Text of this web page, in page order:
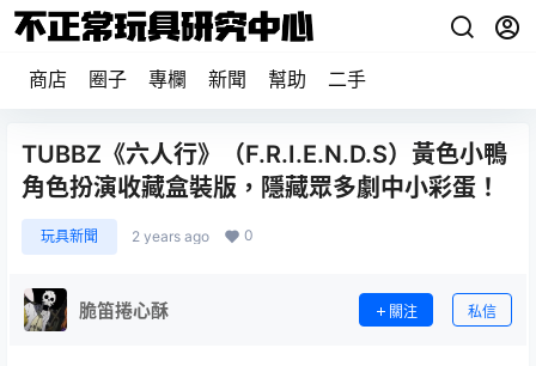
商店 圈子 專欄 新聞 幫助 二手
TUBBZ《六人行》（F.R.I.E.N.D.S）黃色小鴨
角色扮演收藏盒裝版，隱藏眾多劇中小彩蛋！
玩具新聞 2 years ago 0
脆笛捲心酥 關注 私信